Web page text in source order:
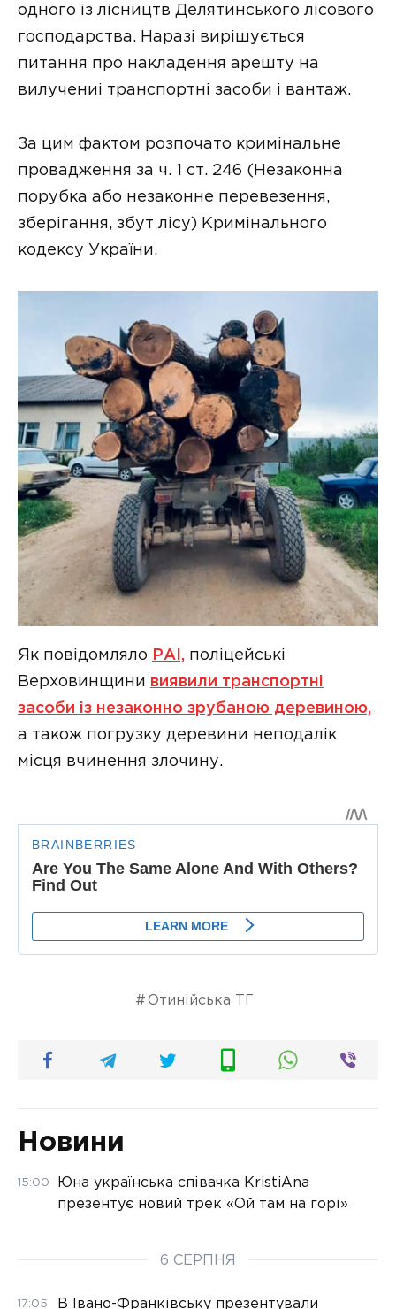
одного із лісництв Делятинського лісового
господарства. Наразі вирішується
питання про накладення арешту на
вилучениі транспортні засоби і вантаж.
За цим фактом розпочато кримінальне
провадження за ч. 1 ст. 246 (Незаконна
порубка або незаконне перевезення,
зберігання, збут лісу) Кримінального
кодексу України.
Як повідомляло РАІ, поліцейські
Верховинщини виявили транспортні
засоби із незаконно зрубаною деревиною,
а також погрузку деревини неподалік
місця вчинення злочину.
Отинійська ТГ
Новини
15:00
Юна українська співачка KristiAna
презентує новий трек «Ой там на горі»
6 СЕРПНЯ
17:05 В Івано-Франківську презентували